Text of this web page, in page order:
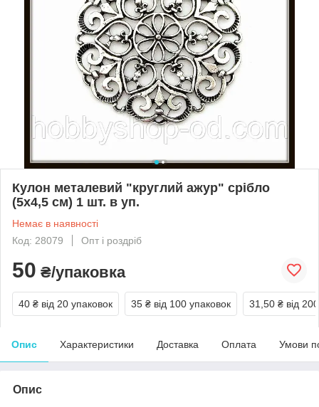
Кулон металевий "круглий ажур" срібло
(5х4,5 см) 1 шт. в уп.
Немає в наявності
Код: 28079
Опт і роздріб
50 ₴/упаковка
40 ₴ від 20 упаковок 35 ₴ від 100 упаковок 31,50 ₴ від
Опис Характеристики Доставка Оплата Умови
Опис